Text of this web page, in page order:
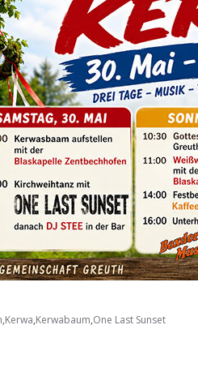
,Kerwa,Kerwabaum,One Last Sunset